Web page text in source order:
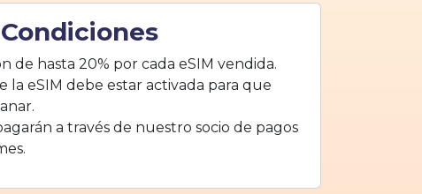
Condiciones
de hasta 20% por cada eSIM vendida.
la eSIM debe estar activada para que
a través de nuestro socio de pagos